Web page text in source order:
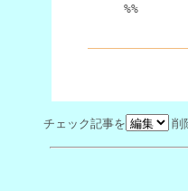
%%
チェック記事を 削